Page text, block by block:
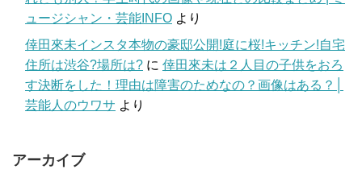
ュージシャン・芸能INFO より
倖田來未インスタ本物の豪邸公開!庭に桜!キッチン!自宅
住所は渋谷?場所は? に 倖田來未は２人目の子供をおろ
す決断をした！理由は障害のためなの？画像はある？│
芸能人のウワサ より
アーカイブ